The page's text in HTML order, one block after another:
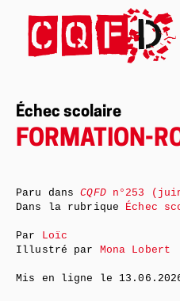
Échec scolaire
FORMATION-
Paru dansCQFDn°253
Dans la rubrique Échec
Par Loïc
Illustré par Mona Lobert
Mis en ligne le